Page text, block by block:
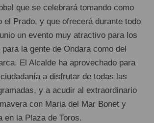
que se celebrará tomando como
el Prado, y que ofrecerá durante todo
un evento muy atractivo para los
la gente de Ondara como del
El Alcalde ha aprovechado para
a disfrutar de todas las
y a acudir al extraordinario
con Maria del Mar Bonet y
en la Plaza de Toros.